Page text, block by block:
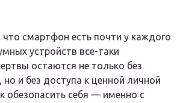
смартфон есть почти у каждого
устройств все-таки
остаются не только без
но и без доступа к ценной личной
обезопасить себя — именно с